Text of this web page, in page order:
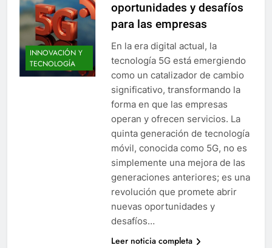
INNOVACIÓN Y
TECNOLOGÍA
oportunidades y desafíos
para las empresas
En la era digital actual, la
tecnología 5G está emergiendo
como un catalizador de cambio
significativo, transformando la
forma en que las empresas
operan y ofrecen servicios. La
quinta generación de tecnología
móvil, conocida como 5G, no es
simplemente una mejora de las
generaciones anteriores; es una
revolución que promete abrir
nuevas oportunidades y
desafíos…
Leer noticia completa